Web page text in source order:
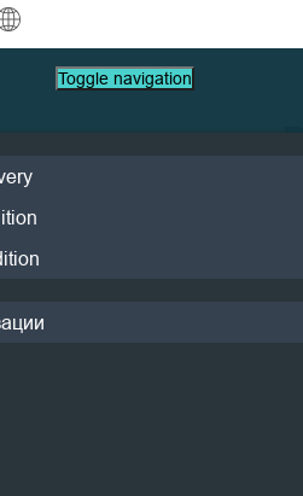
Deutsch
Français
Toggle navigation
в
бизнеса
в больницах,